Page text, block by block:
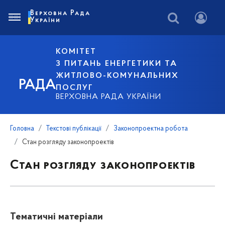
РАДА
КОМІТЕТ
З ПИТАНЬ ЕНЕРГЕТИКИ ТА
ЖИТЛОВО-КОМУНАЛЬНИХ
ПОСЛУГ
ВЕРХОВНА РАДА УКРАЇНИ
Верховна Рада
України
Головна Текстові публікації
Законопроектна робота
Стан розгляду законопроектів
Стан розгляду законопроектів
Тематичні матеріали